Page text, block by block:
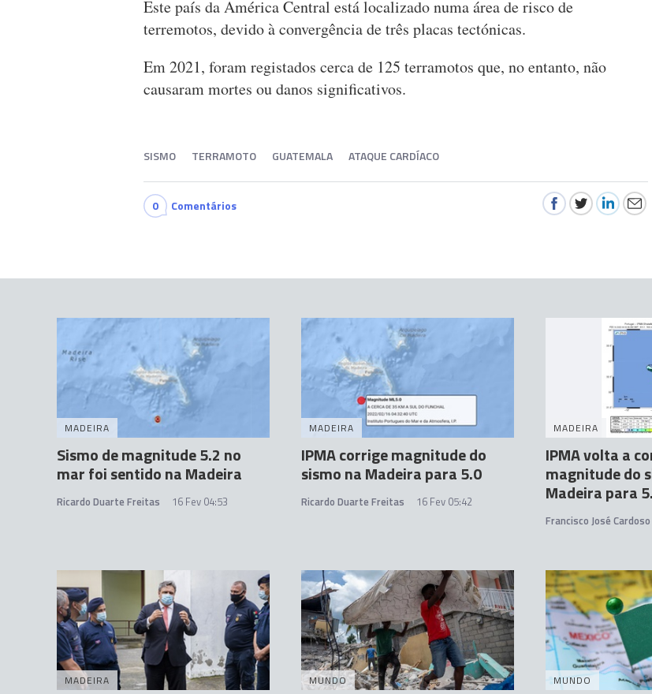
Este país da América Central está localizado numa área de risco de
terremotos, devido à convergência de três placas tectónicas.
Em 2021, foram registados cerca de 125 terramotos que, no entanto, não
causaram mortes ou danos significativos.
SISMO TERRAMOTO GUATEMALA ATAQUE CARDÍACO
0 Comentários
MADEIRA
Sismo de magnitude 5.2 no
mar foi sentido na Madeira
Ricardo Duarte Freitas 16 Fev 04:53
MADEIRA
IPMA corrige magnitude do
sismo na Madeira para 5.0
Ricardo Duarte Freitas 16 Fev 05:42
MADEIRA
IPMA volta a
magnitude do
Madeira para
Francisco José Cardoso
MADEIRA MUNDO MUNDO